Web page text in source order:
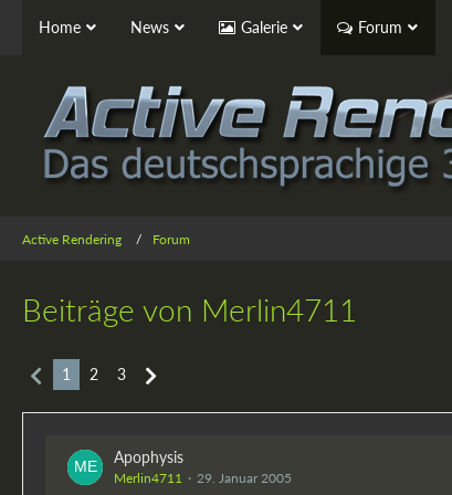
Home News Galerie Forum
Active Rendering Forum
Beiträge von Merlin4711
1 2 3
Apophysis
Merlin4711 29. Januar 2005